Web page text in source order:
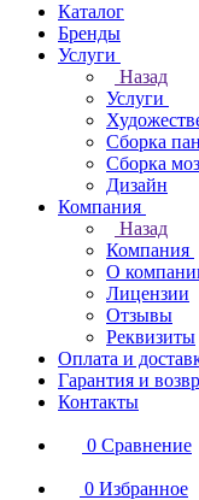
Каталог
Бренды
Услуги
Назад
Услуги
Сборка
Сборка
Дизайн
Компания
Назад
Компания
О
Лицензии
Отзывы
Реквизиты
Оплата и
Гарантия и
Контакты
0 Сравнение
0 Избранное